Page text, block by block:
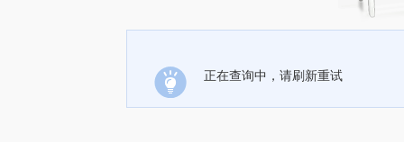
正在查询中，请刷新重试